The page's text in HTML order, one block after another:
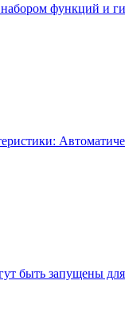
функций и
быть запущены